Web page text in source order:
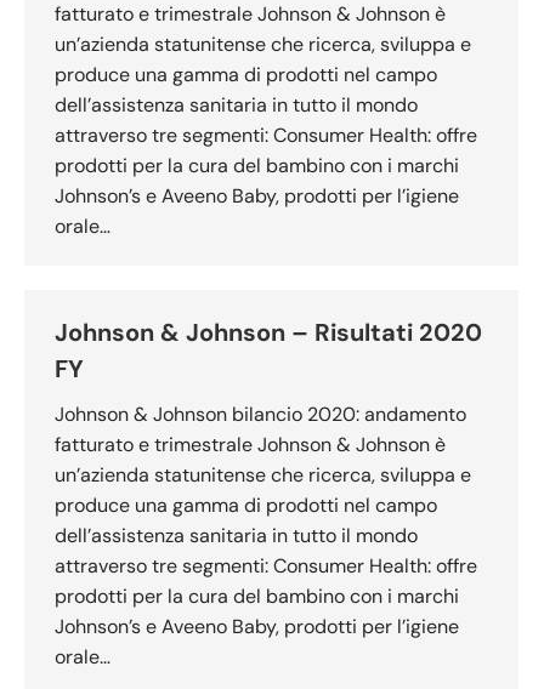
fatturato e trimestrale Johnson & Johnson è
un’azienda statunitense che ricerca, sviluppa e
produce una gamma di prodotti nel campo
dell’assistenza sanitaria in tutto il mondo
attraverso tre segmenti: Consumer Health: offre
prodotti per la cura del bambino con i marchi
Johnson’s e Aveeno Baby, prodotti per l’igiene
orale…
Johnson & Johnson – Risultati 2020
FY
Johnson & Johnson bilancio 2020: andamento
fatturato e trimestrale Johnson & Johnson è
un’azienda statunitense che ricerca, sviluppa e
produce una gamma di prodotti nel campo
dell’assistenza sanitaria in tutto il mondo
attraverso tre segmenti: Consumer Health: offre
prodotti per la cura del bambino con i marchi
Johnson’s e Aveeno Baby, prodotti per l’igiene
orale…